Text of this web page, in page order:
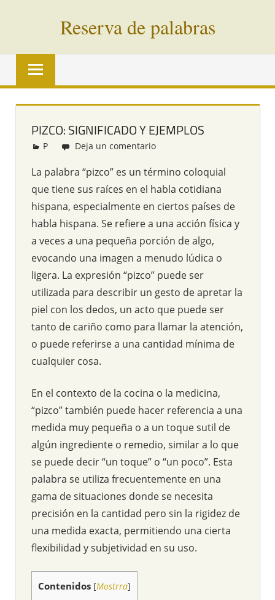
Reserva de palabras
Palabras
vías
todo
mundo
PIZCO: SIGNIFICADO Y EJEMPLOS
Redacción
P Deja un comentario
La palabra “pizco” es un término coloquial
que tiene sus raíces en el habla cotidiana
hispana, especialmente en ciertos países de
habla hispana. Se refiere a una acción física y
a veces a una pequeña porción de algo,
evocando una imagen a menudo lúdica o
ligera. La expresión “pizco” puede ser
utilizada para describir un gesto de apretar la
piel con los dedos, un acto que puede ser
tanto de cariño como para llamar la atención,
o puede referirse a una cantidad mínima de
cualquier cosa.
En el contexto de la cocina o la medicina,
“pizco” también puede hacer referencia a una
medida muy pequeña o a un toque sutil de
algún ingrediente o remedio, similar a lo que
se puede decir “un toque” o “un poco”. Esta
palabra se utiliza frecuentemente en una
gama de situaciones donde se necesita
precisión en la cantidad pero sin la rigidez de
una medida exacta, permitiendo una cierta
flexibilidad y subjetividad en su uso.
Contenidos [Mostrra]